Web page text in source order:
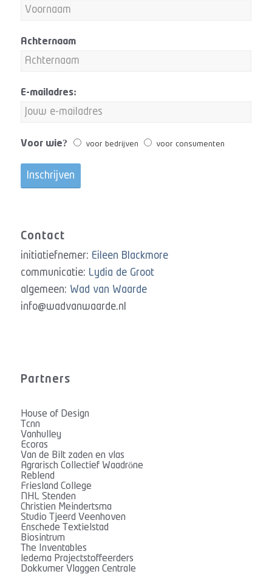
Achternaam
E-mailadres:
Voor wie? voor bedrijven voor consumenten
Contact
initiatiefnemer: Eileen Blackmore
communicatie: Lydia de Groot
algemeen: Wad van Waarde
info@wadvanwaarde.nl
Partners
House of Design
Tcnn
Vanhulley
Ecoras
Van de Bilt zaden en vlas
Agrarisch Collectief Waadröne
Reblend
Friesland College
NHL Stenden
Christien Meindertsma
Studio Tjeerd Veenhoven
Enschede Textielstad
Biosintrum
The Inventables
ledema Prajectstoffeerders
Dokkumer Vlaggen Centrale